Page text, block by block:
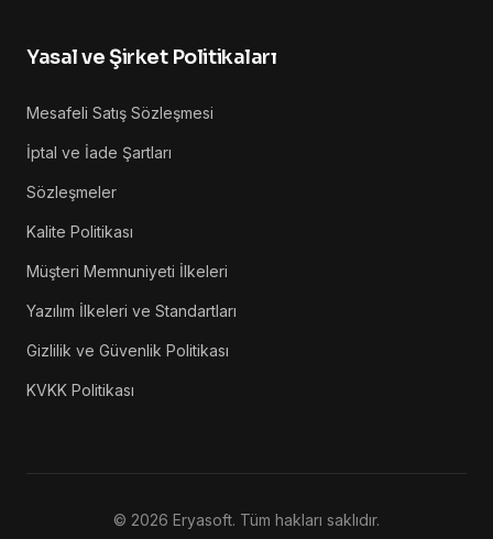
Yasal ve Şirket Politikaları
Mesafeli Satış Sözleşmesi
İptal ve İade Şartları
Sözleşmeler
Kalite Politikası
Müşteri Memnuniyeti İlkeleri
Yazılım İlkeleri ve Standartları
Gizlilik ve Güvenlik Politikası
KVKK Politikası
© 2026 Eryasoft. Tüm hakları saklıdır.